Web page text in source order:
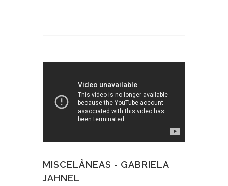
MISCELÂNEAS - GABRIELA
JAHNEL